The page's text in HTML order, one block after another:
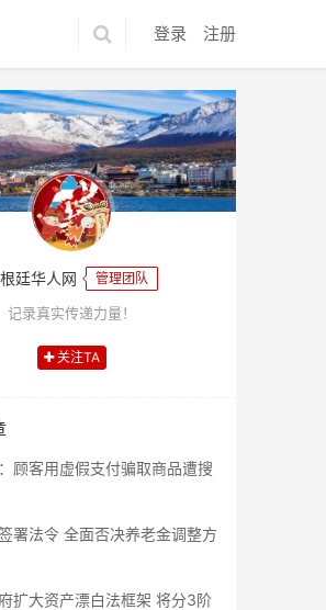
登录 注册
廷华人网 管理团队
记录真实传递力量！
关注TA
顾客用虚假支付骗取商品遭搜
署法令 全面否决养老金调整方
扩大资产漂白法框架 将分3阶